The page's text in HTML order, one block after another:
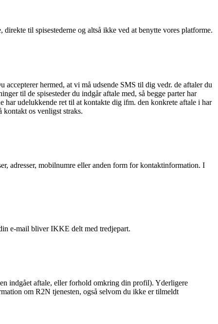
til spisestederne og altså ikke ved at benytte vores platforme.
hermed, at vi må udsende SMS til dig vedr. de aftaler du
til de spisesteder du indgår aftale med, så begge parter har
udelukkende ret til at kontakte dig ifm. den konkrete aftale i har
kontakt os venligst straks.
adresser, mobilnumre eller anden form for kontaktinformation. I
e-mail bliver IKKE delt med tredjepart.
indgået aftale, eller forhold omkring din profil). Yderligere
om R2N tjenesten, også selvom du ikke er tilmeldt